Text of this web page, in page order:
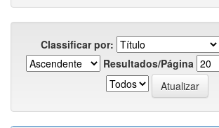
Classificar por:
Resultados/Página